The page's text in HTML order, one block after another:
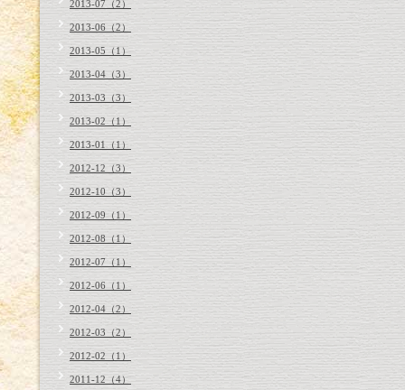
2013-07（2）
2013-06（2）
2013-05（1）
2013-04（3）
2013-03（3）
2013-02（1）
2013-01（1）
2012-12（3）
2012-10（3）
2012-09（1）
2012-08（1）
2012-07（1）
2012-06（1）
2012-04（2）
2012-03（2）
2012-02（1）
2011-12（4）